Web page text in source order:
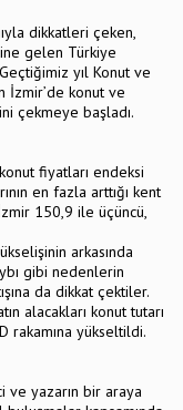
dikkatleri çeken,
gelen Türkiye
yıl Konut ve
İzmir’de konut ve
çekmeye başladı.
fiyatları endeksi
en fazla arttığı kent
150,9 ile üçüncü,
arkasında
gibi nedenlerin
da dikkat çektiler.
alacakları konut tutarı
rakamına yükseltildi.
ve yazarın bir araya